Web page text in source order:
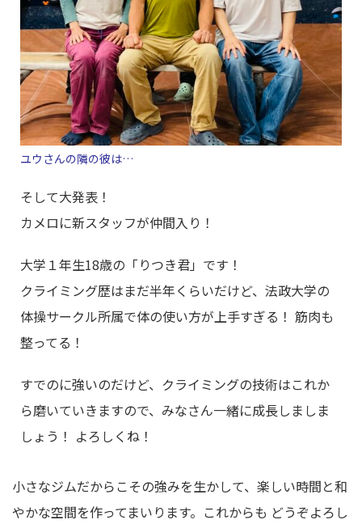
ユウさんの隣の彼は…
そして大発表！
カメロに新スタッフが仲間入り！
大学１年生18歳の「りつき君」です！
クライミング歴はまだ半年くらいだけど、法政大学の
体操サークル所属で体の使い方が上手すぎる！ 筋肉も
整ってる！
すでのに強いのだけど、クライミングの技術はこれか
ら磨いていきますので、みなさん一緒に成長しましま
しょう！ よろしくね！
小さなジムだからこその強みを生かして、楽しい時間と和
やかな空間を作ってまいります。これからも どうぞよろし